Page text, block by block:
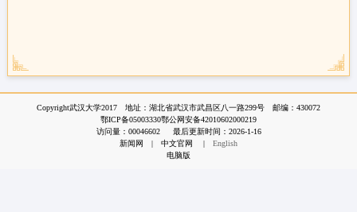
Copyright武汉大学2017 地址：湖北省武汉市武昌区八一路299号 邮编：430072
鄂ICP备05003330鄂公网安备42010602000219
访问量： 00046602 最后更新时间： 2026-1-16
新闻网
| 中文官网 |
English
电脑版